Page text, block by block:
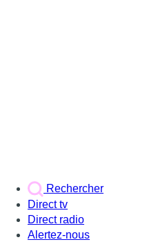
Rechercher
Direct tv
Direct radio
Alertez-nous